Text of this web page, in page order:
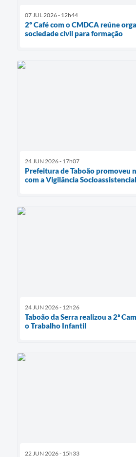
07 JUL 2026 - 12h44
2º Café com o CMDCA reúne
sociedade civil para formação
24 JUN 2026 - 17h07
Prefeitura de Taboão promoveu
com a Vigilância Socioassistencial
24 JUN 2026 - 12h26
Taboão da Serra realizou a 2ª
o Trabalho Infantil
22 JUN 2026 - 15h33